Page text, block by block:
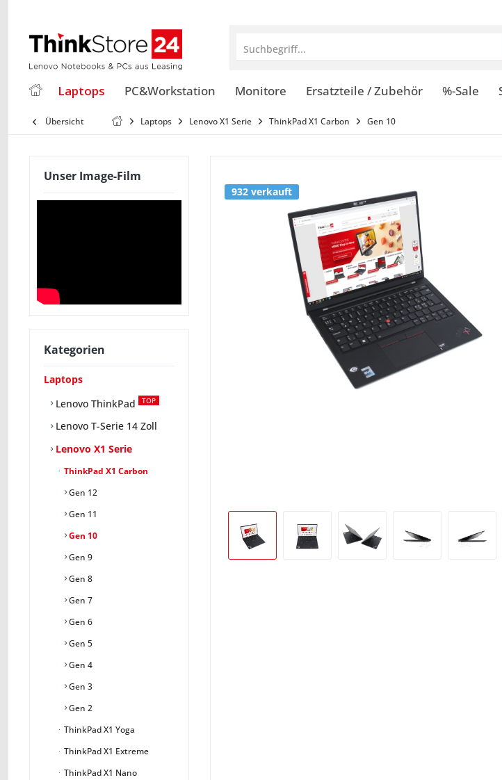
Suchbegriff...
Laptops PC&Workstation Monitore Ersatzteile / Zubehör %-Sale
Übersicht Laptops Lenovo X1 Serie ThinkPad X1 Carbon Gen 10
Unser Image-Film
Kategorien
Laptops
Lenovo ThinkPad
TOP
Lenovo T-Serie 14 Zoll
Lenovo X1 Serie
ThinkPad X1 Carbon
Gen 12
Gen 11
Gen 10
Gen 9
Gen 8
Gen 7
Gen 6
Gen 5
Gen 4
Gen 3
Gen 2
ThinkPad X1 Yoga
ThinkPad X1 Extreme
ThinkPad X1 Nano
932 verkauft